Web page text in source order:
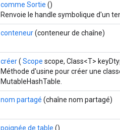
comme Sortie ()
Renvoie le handle symbolique d'un
conteneur(conteneur de chaîne)
créer( Scope scope, Class<T>
Méthode d'usine pour créer une
MutableHashTable.
nom partagé (chaîne nom partagé)
poignée de table ()